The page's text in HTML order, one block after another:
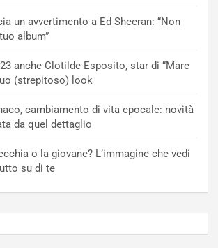
un avvertimento a Ed Sheeran: “Non
album”
anche Clotilde Esposito, star di “Mare
(strepitoso) look
cambiamento di vita epocale: novità
da quel dettaglio
o la giovane? L’immagine che vedi
su di te